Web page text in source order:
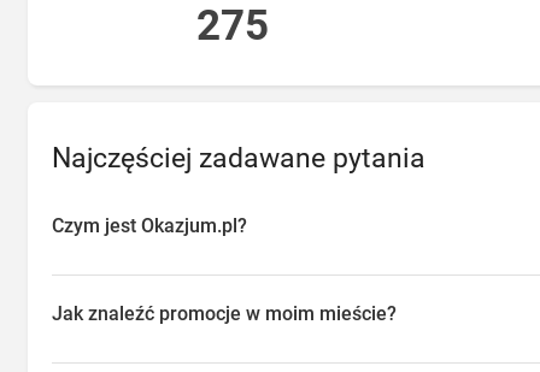
275
Najczęściej zadawane pytania
Czym jest Okazjum.pl?
przeglądać aktualne promocje w sklepach w Twojej okolicy,
Jak znaleźć promocje w moim mieście?